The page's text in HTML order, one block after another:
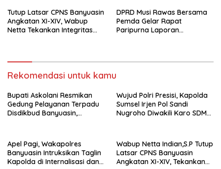
Prima
Tutup Latsar CPNS Banyuasin
Angkatan XI-XIV, Wabup
Netta Tekankan Integritas
DPRD Musi Rawas Bersama
Pemda Gelar Rapat
Paripurna Laporan
Rekomendasi untuk kamu
Bupati Askolani Resmikan
Gedung Pelayanan Terpadu
Disdikbud Banyuasin,
Wujud Polri Presisi, Kapolda
Sumsel Irjen Pol Sandi
Nugroho Diwakili Karo SDM
Huni
Apel Pagi, Wakapolres
Banyuasin Intruksikan Taglin
Kapolda di Internalisasi dan
Wabup Netta Indian,S.P Tutup
Latsar CPNS Banyuasin
Angkatan XI-XIV, Tekankan